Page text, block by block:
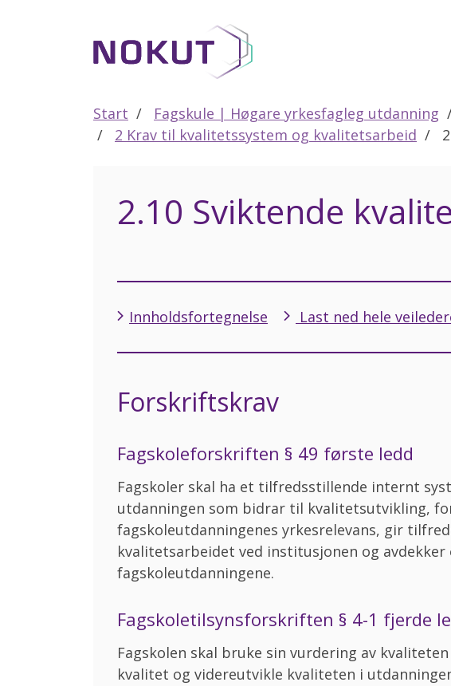
Start Fagskule | Høgare yrkesfagleg utdanning
2 Krav til kvalitetssystem og kvalitetsarbeid
2.10 Sviktende
Innholdsfortegnelse Last ned hele
Forskriftskrav
Fagskoleforskriften § 49 første ledd
Fagskoler skal ha et tilfredsstillende internt
utdanningen som bidrar til kvalitetsutvikling,
fagskoleutdanningenes yrkesrelevans, gir
kvalitetsarbeidet ved institusjonen og
fagskoleutdanningene.
Fagskoletilsynsforskriften § 4-1 fjerde
Fagskolen skal bruke sin vurdering av
kvalitet og videreutvikle kvaliteten i